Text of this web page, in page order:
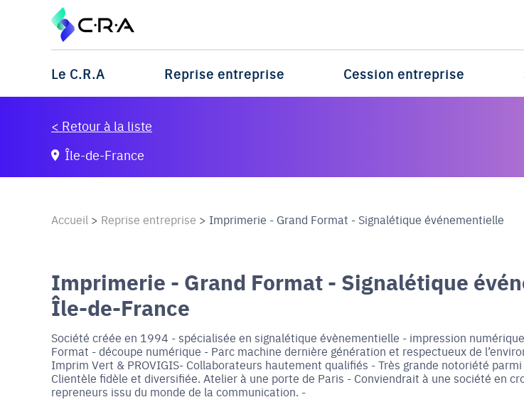
Le C.R.A Reprise entreprise Cession entreprise
< Retour à la liste
Île-de-France
Accueil > Reprise entreprise > Imprimerie - Grand Format - Signalétique événementielle
Imprimerie - Grand Format - Signalétique
Île-de-France
Société créée en 1994 - spécialisée en signalétique évènementielle - impression
Format - découpe numérique - Parc machine dernière génération et respectueux de
Imprim Vert & PROVIGIS- Collaborateurs hautement qualifiés - Très grande notoriété
Clientèle fidèle et diversifiée. Atelier à une porte de Paris - Conviendrait à une société en
repreneurs issu du monde de la communication. -